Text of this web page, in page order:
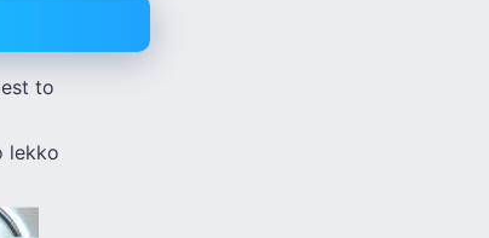
to
lekko